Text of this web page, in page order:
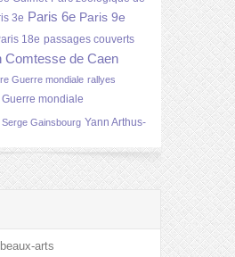
3e Paris 6e Paris 9e
18e passages couverts
Comtesse de Caen
Guerre mondiale rallyes
mondiale
Serge Gainsbourg Yann Arthus-
arts